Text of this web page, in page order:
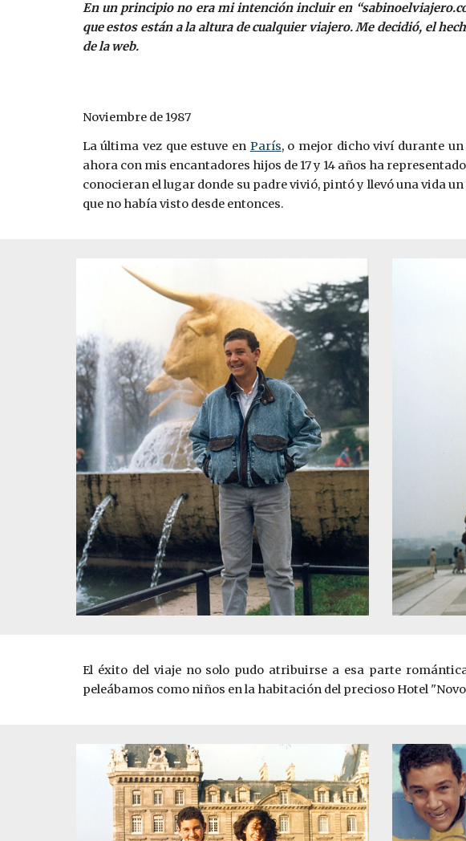
En un principio no era mi intención incluir en
que estos están a la altura de cualquier viajero. Me decidió, el
de la web.
Noviembre de 1987
La última vez que estuve en París, o mejor dicho viví durante
ahora con mis encantadores hijos de 17 y 14 años ha
conocieran el lugar donde su padre vivió, pintó y llevó una vida
que no había visto desde entonces.
El éxito del viaje no solo pudo atribuirse a esa parte
peleábamos como niños en la habitación del precioso Hotel